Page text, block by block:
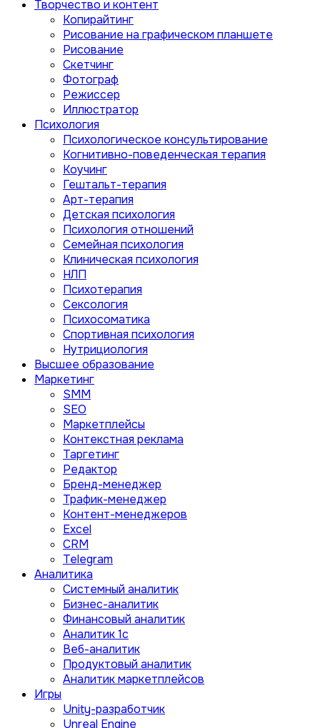
Творчество и контент
Копирайтинг
Рисование на графическом планшете
Рисование
Скетчинг
Фотограф
Режиссер
Иллюстратор
Психология
Психологическое консультирование
Когнитивно-поведенческая терапия
Коучинг
Гештальт-терапия
Арт-терапия
Детская психология
Психология отношений
Семейная психология
Клиническая психология
НЛП
Психотерапия
Сексология
Психосоматика
Спортивная психология
Нутрициология
Высшее образование
Маркетинг
SMM
SEO
Маркетплейсы
Контекстная реклама
Таргетинг
Редактор
Бренд-менеджер
Трафик-менеджер
Контент-менеджеров
Excel
CRM
Telegram
Аналитика
Системный аналитик
Бизнес-аналитик
Финансовый аналитик
Aналитик 1с
Веб-аналитик
Продуктовый аналитик
Аналитик маркетплейсов
Игры
Unity-разработчик
Unreal Engine